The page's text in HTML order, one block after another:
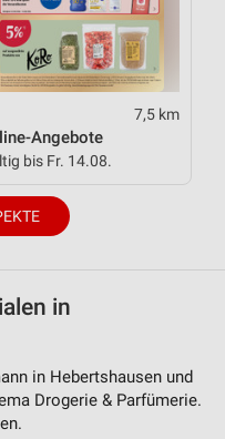
7,5 km
Angebote
bis Fr. 14.08.
in
in Hebertshausen und
Drogerie & Parfümerie.